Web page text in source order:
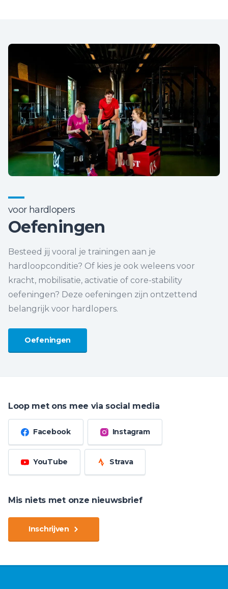
voor hardlopers
Oefeningen
Besteed jij vooral je trainingen aan je
hardloopconditie? Of kies je ook weleens voor
kracht, mobilisatie, activatie of core-stability
oefeningen? Deze oefeningen zijn ontzettend
belangrijk voor hardlopers.
Oefeningen
Loop met ons mee via social media
Facebook Instagram
YouTube Strava
Mis niets met onze nieuwsbrief
Inschrijven